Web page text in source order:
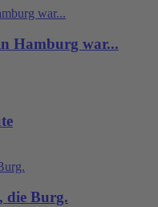
Hamburg war...
die Burg.